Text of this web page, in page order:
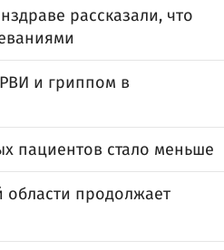
рассказали, что
и гриппом в
пациентов стало меньше
области продолжает